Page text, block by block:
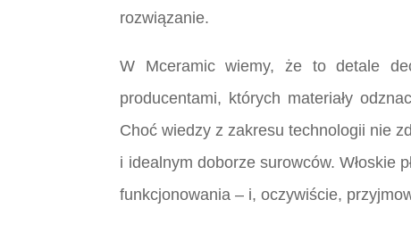
rozwiązanie.
W Mceramic wiemy, że to detale
producentami, których materiały
Choć wiedzy z zakresu technologii nie
i idealnym doborze surowców. Włoskie
funkcjonowania – i, oczywiście,